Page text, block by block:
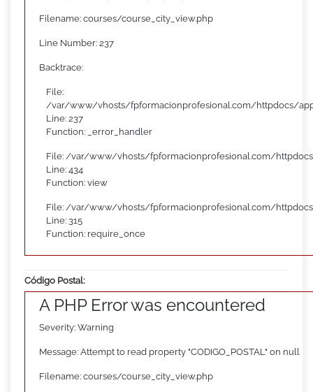
Filename: courses/course_city_view.php
Line Number: 237
Backtrace:
File:
/var/www/vhosts/fpformacionprofesional.com/httpdocs/
Line: 237
Function: _error_handler
File: /var/www/vhosts/fpformacionprofesional.com/
Line: 434
Function: view
File: /var/www/vhosts/fpformacionprofesional.com/
Line: 315
Function: require_once
Código Postal:
A PHP Error was encountered
Severity: Warning
Message: Attempt to read property "CODIGO_POSTAL" on null
Filename: courses/course_city_view.php